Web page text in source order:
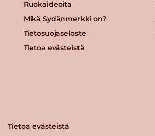
Ruokaideoita
Mikä Sydänmerkki on?
Tietosuojaseloste
Tietoa evästeistä
Tietoa evästeistä